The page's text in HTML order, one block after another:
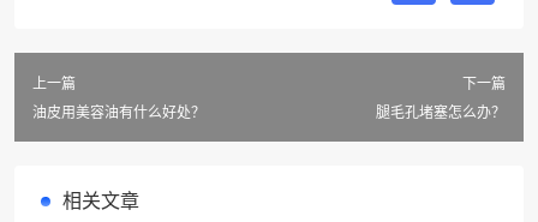
上一篇
油皮用美容油有什么好处？
下一篇
腿毛孔堵塞怎么办？
相关文章